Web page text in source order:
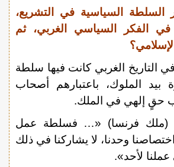
السياسية في التشريع،
في الفكر السياسي الغربي، ثم
التاريخ الغربي كانت فيها سلطة
بيد الملوك، باعتبارهم أصحاب
حقٍ إلهي في الملك.
يقول لويس 15 (ملك فرنسا) «… فسلطة عمل
وحدنا، لا يشاركنا في ذلك
لأحد».